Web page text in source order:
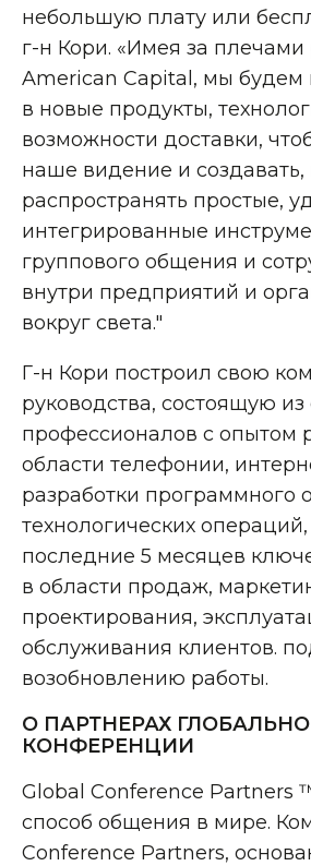
небольшую плату или
г-н Кори. «Имея за плечами
American Capital, мы будем
в новые продукты,
возможности доставки,
наше видение и создавать,
распространять простые,
интегрированные
группового общения и
внутри предприятий и
вокруг света."
Г-н Кори построил свою
руководства, состоящую
профессионалов с опытом
области телефонии,
разработки программного
технологических
последние 5 месяцев
в области продаж,
проектирования,
обслуживания клиентов.
возобновлению работы.
О ПАРТНЕРАХ
КОНФЕРЕНЦИИ
Global Conference Partners
способ общения в мире.
Conference Partners,